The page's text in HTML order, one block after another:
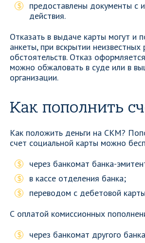
предоставлены документы с
действия.
Отказать в выдаче карты могут и
анкеты, при вскрытии неизвестных
обстоятельств. Отказ
можно обжаловать в суде или в
организации.
Как пополнить
Как положить деньги на СКМ?
счет социальной карты можно
через банкомат банка-
в кассе отделения банка;
переводом с дебетовой
С оплатой комиссионных
через банкомат другого